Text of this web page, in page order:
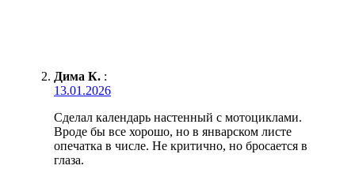
Дима К. :
13.01.2026
Сделал календарь настенный с мотоциклами.
Вроде бы все хорошо, но в январском листе
опечатка в числе. Не критично, но бросается в
глаза.